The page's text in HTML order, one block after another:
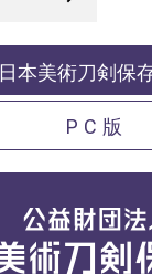
日本美術刀剣保